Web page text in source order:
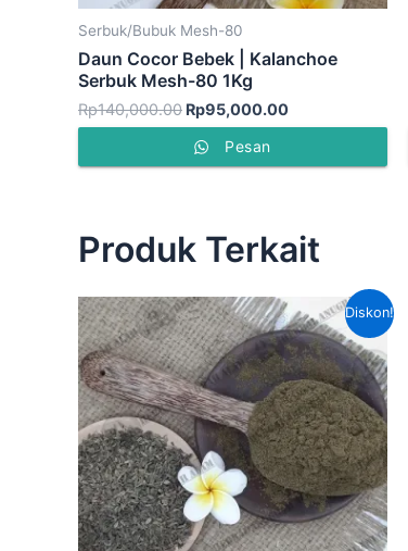
Serbuk/Bubuk Mesh-80
Daun Cocor Bebek | Kalanchoe
Serbuk Mesh-80 1Kg
Rp140,000.00 Rp95,000.00
Pesan
Produk Terkait
Diskon!
Harga
aslinya
adalah:
Rp90,000.00.
Harga
saat
ini
adalah:
Rp70,000.00.